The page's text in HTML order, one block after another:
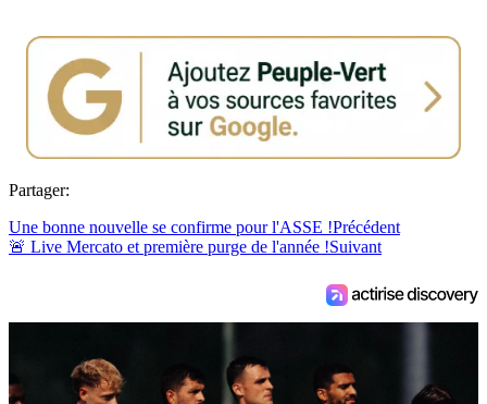
Partager:
Une bonne nouvelle se confirme pour l'ASSE !Précédent
🚨 Live Mercato et première purge de l'année !Suivant